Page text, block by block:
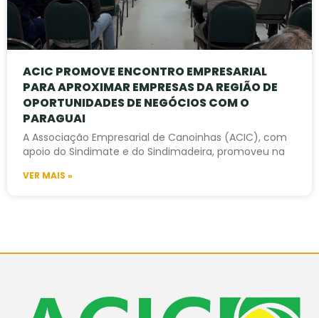
ACIC PROMOVE ENCONTRO EMPRESARIAL
PARA APROXIMAR EMPRESAS DA REGIÃO DE
OPORTUNIDADES DE NEGÓCIOS COM O
PARAGUAI
A Associação Empresarial de Canoinhas (ACIC), com
apoio do Sindimate e do Sindimadeira, promoveu na
VER MAIS »